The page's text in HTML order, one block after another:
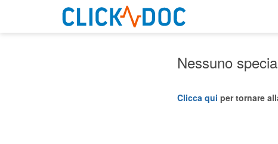
Nessuno
Clicca qui per tornare